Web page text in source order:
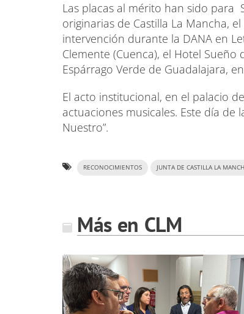
Las placas al mérito han sido para
originarias de Castilla La Mancha,
intervención durante la DANA en
Clemente (Cuenca), el Hotel
Espárrago Verde de Guadalajara,
El acto institucional, en el palacio
actuaciones musicales. Este día de
Nuestro”.
RECONOCIMIENTOS JUNTA DE CASTILLA LA
Más en CLM